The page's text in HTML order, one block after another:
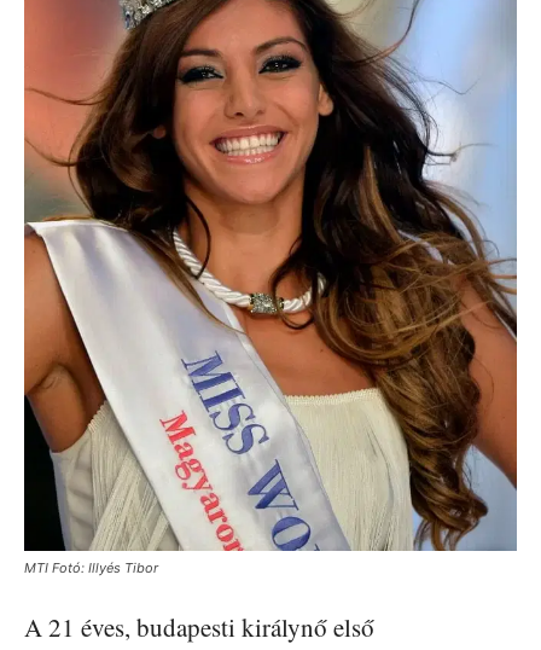
MTI Fotó: Illyés Tibor
A 21 éves, budapesti királynő első